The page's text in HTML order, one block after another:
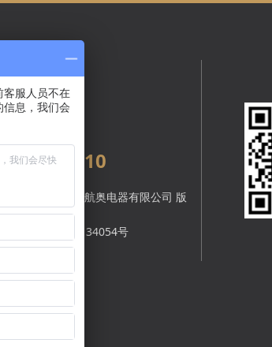
在线咨询
1616-610
© 中山市航奥电器有限公司 版
有.
粤ICP备17134054号
支持：顺的网络
客服人员不在
信息，我们会